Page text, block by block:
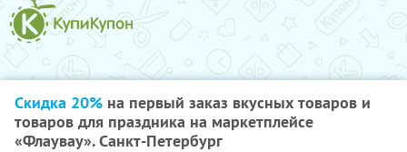
Скидка 20% на первый заказ вкусных товаров и
товаров для праздника на маркетплейсе
«Флаувау». Санкт-Петербург